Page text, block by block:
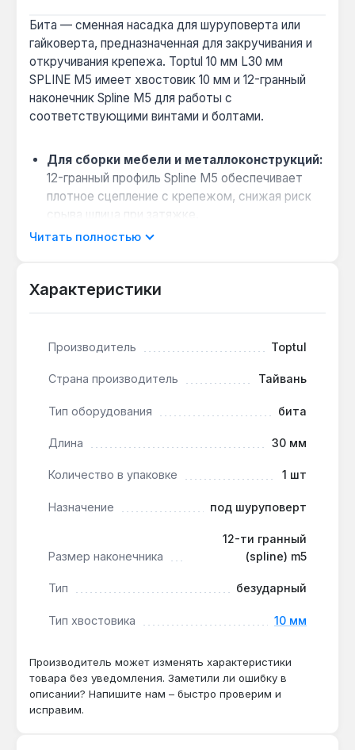
Бита — сменная насадка для шуруповерта или
гайковерта, предназначенная для закручивания и
откручивания крепежа. Toptul 10 мм L30 мм
SPLINE M5 имеет хвостовик 10 мм и 12-гранный
наконечник Spline M5 для работы с
соответствующими винтами и болтами.
Для сборки мебели и металлоконструкций:
12-гранный профиль Spline M5 обеспечивает
плотное сцепление с крепежом, снижая риск
срыва шлица при затяжке.
Работа в ограниченном пространстве:
фасадов или металлических каркасов.
статическое усилие, поэтому бита подходит
гайковертов.
Производство Тайвань:
обеспечивает устойчивость к износу при
Комплектация 1 шт:в упаковке одна бита, что
удобно для пополнения набора или замены
Бита Toptul 10 мм L30 мм SPLINE M5 подходит для
профессиональных и бытовых задач: сборка
мебели, монтаж металлических конструкций,
ремонт техники. Благодаря 12-гранному профилю
минимальный люфт.
Читать полностью
Характеристики
Производитель Toptul
Страна производитель Тайвань
Тип оборудования бита
Длина 30 мм
Количество в упаковке 1 шт
Назначение под шуруповерт
Размер наконечника
12-ти гранный
(spline) m5
Тип безударный
Тип хвостовика 10 мм
Производитель может изменять характеристики
товара без уведомления. Заметили ли ошибку в
описании? Напишите нам – быстро проверим и
исправим.